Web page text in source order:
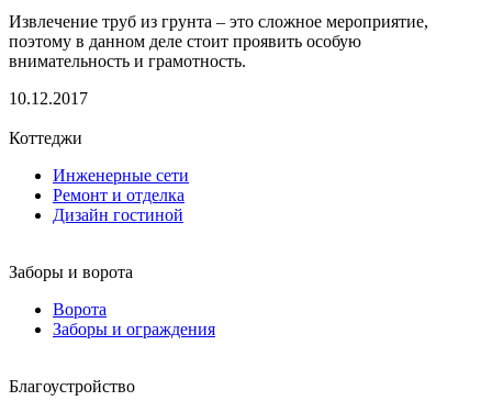
Извлечение труб из грунта – это сложное мероприятие,
поэтому в данном деле стоит проявить особую
внимательность и грамотность.
10.12.2017
Коттеджи
Инженерные сети
Ремонт и отделка
Дизайн гостиной
Заборы и ворота
Ворота
Заборы и ограждения
Благоустройство